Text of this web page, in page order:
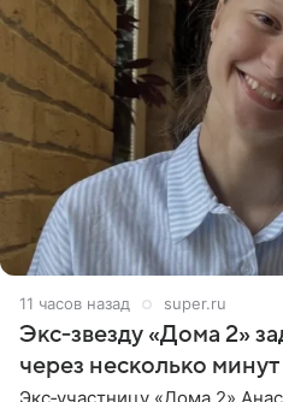
11 часов назад super.ru
Экс‑звезду «Дома 2»
через несколько